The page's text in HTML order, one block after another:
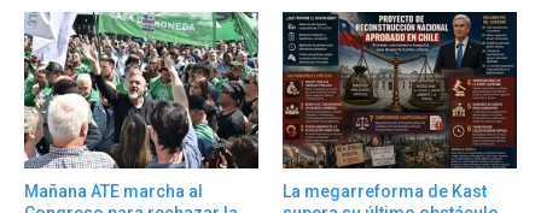
Mañana ATE marcha al
La megarreforma de Kast